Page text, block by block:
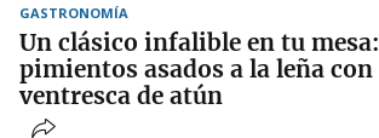
GASTRONOMÍA
Un clásico infalible en tu mesa:
pimientos asados a la leña con
ventresca de atún